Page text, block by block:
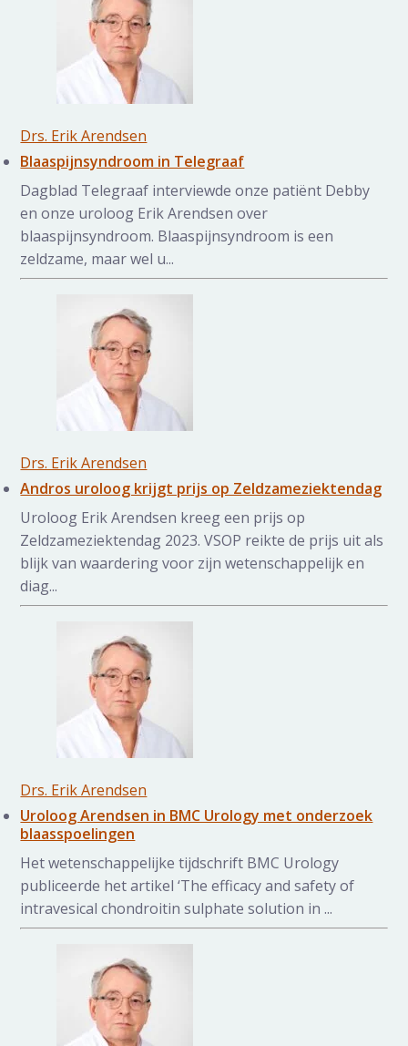
Drs. Erik Arendsen
Blaaspijnsyndroom in Telegraaf
Dagblad Telegraaf interviewde onze patiënt Debby
en onze uroloog Erik Arendsen over
blaaspijnsyndroom. Blaaspijnsyndroom is een
zeldzame, maar wel u...
Drs. Erik Arendsen
Andros uroloog krijgt prijs op Zeldzameziektendag
Uroloog Erik Arendsen kreeg een prijs op
Zeldzameziektendag 2023. VSOP reikte de prijs uit als
blijk van waardering voor zijn wetenschappelijk en
diag...
Drs. Erik Arendsen
Uroloog Arendsen in BMC Urology met onderzoek
blaasspoelingen
Het wetenschappelijke tijdschrift BMC Urology
publiceerde het artikel ‘The efficacy and safety of
intravesical chondroitin sulphate solution in ...